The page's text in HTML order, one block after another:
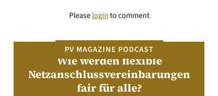
Pleaseloginto comment
PV MAGAZINE PODCAST
Wie werden flexible
Netzanschlussvereinbarungen
fair für alle?